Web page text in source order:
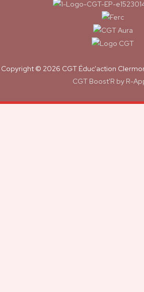
Copyright © 2026 CGT Éduc'action
CGT Boost'R by R-